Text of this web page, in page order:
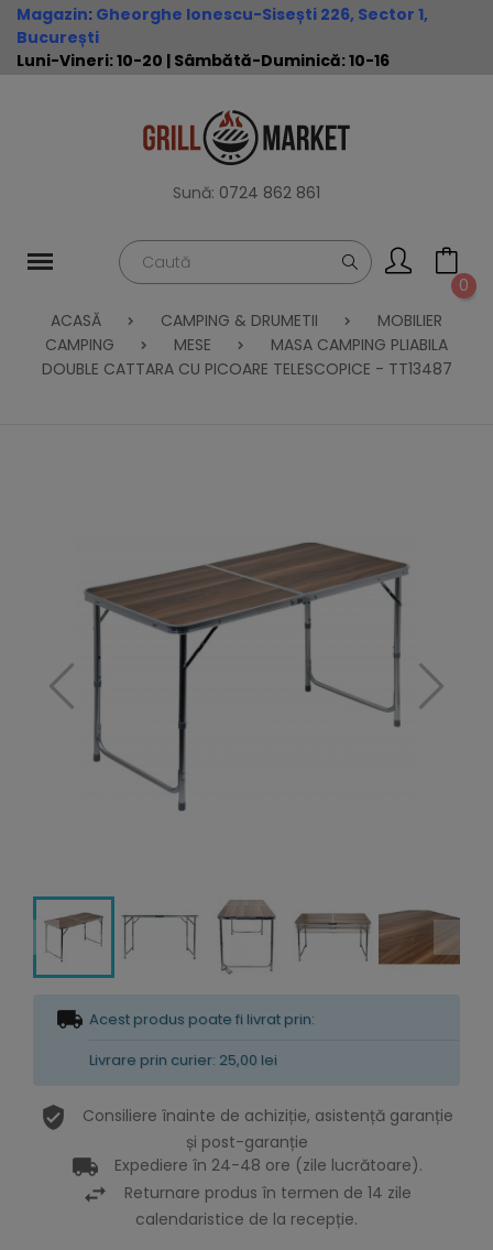
Magazin: Gheorghe Ionescu-Sisești 226, Sector 1,
București
Luni-Vineri: 10-20 | Sâmbătă-Duminică: 10-16
Sună: 0724 862 861
0
ACASĂ
CAMPING & DRUMETII
MOBILIER
CAMPING
MESE
MASA CAMPING PLIABILA
DOUBLE CATTARA CU PICOARE TELESCOPICE - TT13487
Acest produs poate fi livrat prin:
Livrare prin curier: 25,00 lei
Consiliere înainte de achiziție, asistență garanție
și post-garanție
Expediere în 24-48 ore (zile lucrătoare).
Returnare produs în termen de 14 zile
calendaristice de la recepție.